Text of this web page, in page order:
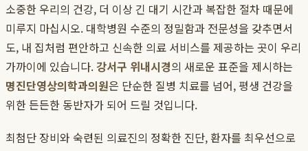
소중한 우리의 건강, 더 이상 긴 대기 시간과 복잡한 절차 때문에
미루지 마십시오. 대학병원 수준의 정밀함과 전문성을 갖추면서
도, 내 집처럼 편안하고 신속한 의료 서비스를 제공하는 곳이 우리
가까이에 있습니다. 강서구 위내시경의 새로운 표준을 제시하는
명진단영상의학과의원은 단순한 질병 치료를 넘어, 평생 건강을
위한 든든한 동반자가 되어 드릴 것입니다.
최첨단 장비와 숙련된 의료진의 정확한 진단, 환자를 최우선으로